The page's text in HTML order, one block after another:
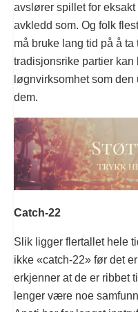
avslører spillet for
avkledd som. Og folk
må bruke lang tid på å
tradisjonsrike partier
løgnvirksomhet som
dem.
Catch-22
Slik ligger flertallet hele
ikke «catch-22» før det
erkjenner at de er ribbet
lenger være noe